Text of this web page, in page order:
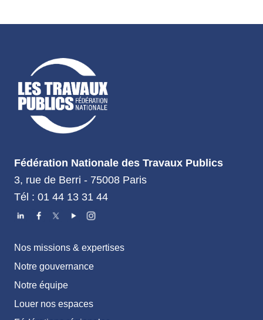
Fédération Nationale des Travaux Publics
3, rue de Berri - 75008 Paris
Tél : 01 44 13 31 44
Nos missions & expertises
Notre gouvernance
Notre équipe
Louer nos espaces